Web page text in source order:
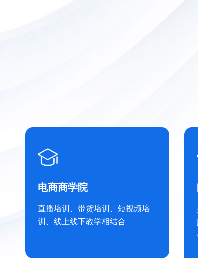
机构/公会代办
有着丰富的短视频产业打造变现
和直播产业打造变现的丰富经